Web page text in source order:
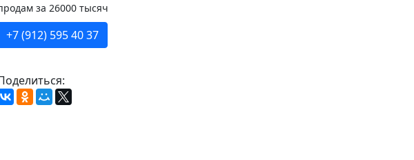
за 26000 тысяч
+7 (912) 595 40 37